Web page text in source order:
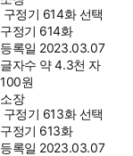
구정기 614화 선택
구정기 614화
등록일 2023.03.07
글자수 약 4.3천 자
100원
소장
구정기 613화 선택
구정기 613화
등록일 2023.03.07